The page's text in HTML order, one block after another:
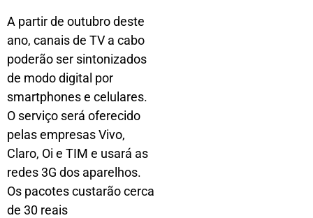
A partir de outubro deste
ano, canais de TV a cabo
poderão ser sintonizados
de modo digital por
smartphones e celulares.
O serviço será oferecido
pelas empresas Vivo,
Claro, Oi e TIM e usará as
redes 3G dos aparelhos.
Os pacotes custarão cerca
de 30 reais